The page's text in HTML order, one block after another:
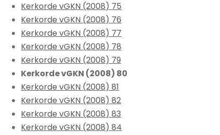
Kerkorde vGKN (2008) 75
Kerkorde vGKN (2008) 76
Kerkorde vGKN (2008) 77
Kerkorde vGKN (2008) 78
Kerkorde vGKN (2008) 79
Kerkorde vGKN (2008) 80
Kerkorde vGKN (2008) 81
Kerkorde vGKN (2008) 82
Kerkorde vGKN (2008) 83
Kerkorde vGKN (2008) 84